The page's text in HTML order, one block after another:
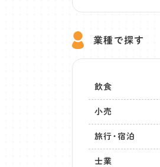
業種で探す
飲食
小売
旅行・宿泊
士業